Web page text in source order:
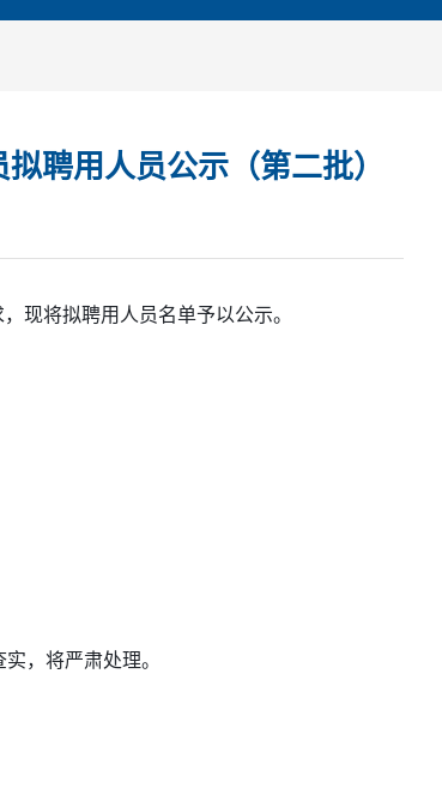
聘用人员公示（第二批）
现将拟聘用人员名单予以公示。
，将严肃处理。